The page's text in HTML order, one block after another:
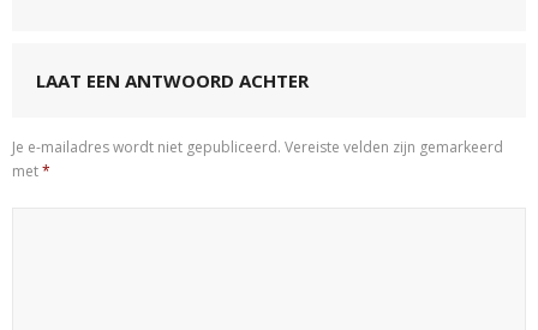
LAAT EEN ANTWOORD ACHTER
Je e-mailadres wordt niet gepubliceerd. Vereiste velden zijn gemarkeerd
met*